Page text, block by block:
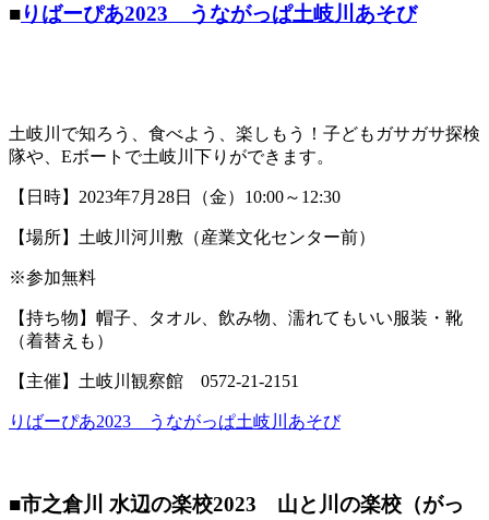
■りばーぴあ2023 うながっぱ土岐川あそび
土岐川で知ろう、食べよう、楽しもう！子どもガサガサ探検
隊や、Eボートで土岐川下りができます。
【日時】2023年7月28日（金）10:00～12:30
【場所】土岐川河川敷（産業文化センター前）
※参加無料
【持ち物】帽子、タオル、飲み物、濡れてもいい服装・靴
（着替えも）
【主催】土岐川観察館 0572-21-2151
りばーぴあ2023 うながっぱ土岐川あそび
■市之倉川 水辺の楽校2023 山と川の楽校（がっ